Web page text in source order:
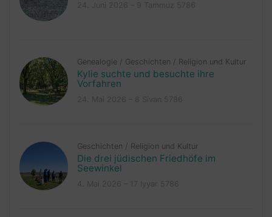
Genealogie / Geschichten / Religion und Kultur
Kylie suchte und besuchte ihre
Vorfahren
Geschichten / Religion und Kultur
Die drei jüdischen Friedhöfe im
Seewinkel